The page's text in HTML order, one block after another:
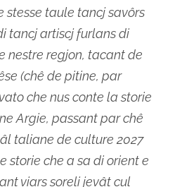
stesse taule tancj savôrs
tancj artiscj furlans di
nestre regjon, tacant de
(chê de pitine, par
che nus conte la storie
Argie, passant par chê
taliane de culture 2027
storie che a sa di orient e
viars soreli jevât cul